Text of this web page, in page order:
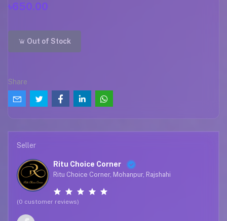
৳650.00
Out of Stock
Share
Seller
Ritu Choice Corner
Ritu Choice Corner, Mohanpur, Rajshahi
(0 customer reviews)